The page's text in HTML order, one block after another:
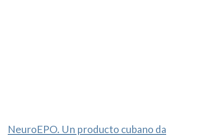
NeuroEPO. Un producto cubano da